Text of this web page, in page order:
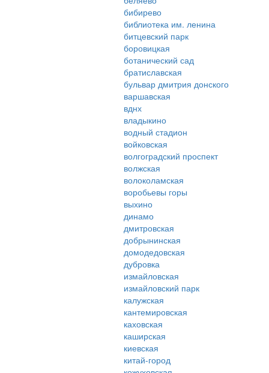
бибирево
библиотека им. ленина
битцевский парк
боровицкая
ботанический сад
братиславская
бульвар дмитрия донского
варшавская
вднх
владыкино
водный стадион
войковская
волгоградский проспект
волжская
волоколамская
воробьевы горы
выхино
динамо
дмитровская
добрынинская
домодедовская
дубровка
измайловская
измайловский парк
калужская
кантемировская
каховская
каширская
киевская
китай-город